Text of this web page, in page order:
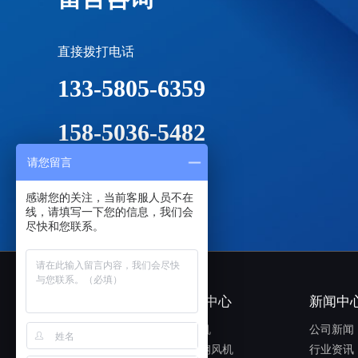
碳钢风机
铁风机
直接拨打电话
133-5805-6359
158-5036-5482
公司介绍
企业文化
产品中心
铁风机
玻璃钢风机
新闻中
公司新闻
行业资讯
请您留言
感谢您的关注，当前客服人员不在
线，请填写一下您的信息，我们会
尽快和您联系。